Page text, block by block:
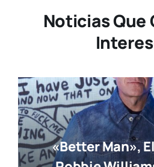
Noticias Que
«Better Man»,